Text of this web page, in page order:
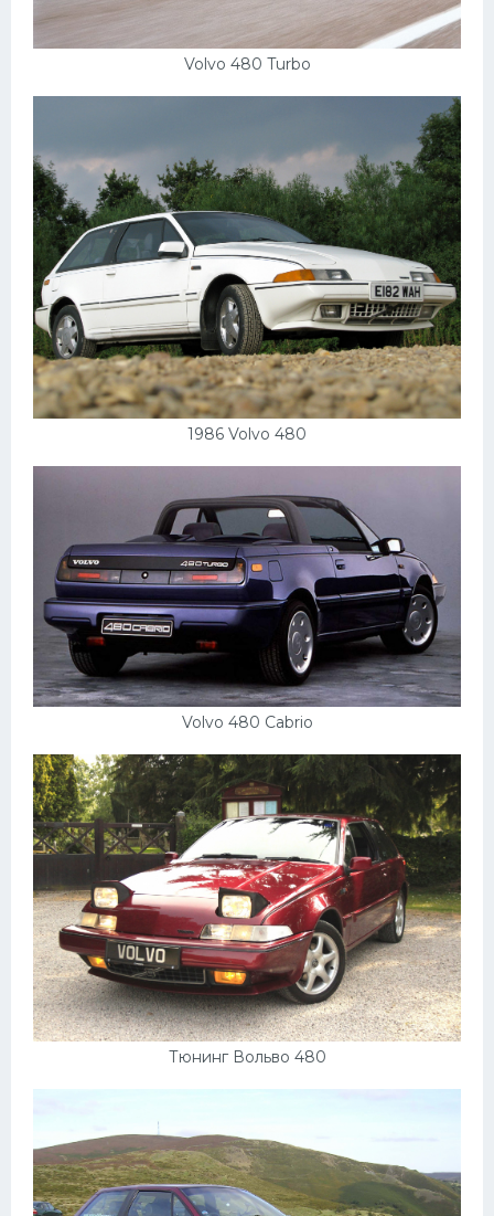
Volvo 480 Turbo
1986 Volvo 480
Volvo 480 Cabrio
Тюнинг Вольво 480
Дэу
Скания
Джили
Хавал
Кавасаки
Инфинити
ЛУАЗ
Фиат
Ситроен
Подводные лодки
Митсубиси
Киа
Танки
Крайслер
Самолеты
Корабли
Комплектующие
Тойота
Лодки
Шкода
Вертолеты
Мазда
Рено
Прогулочные суда